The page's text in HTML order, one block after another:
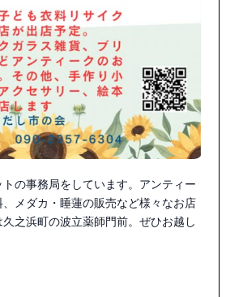
の事務局をしています。アンティー
メダカ・睡蓮の販売など様々なお店
之浜町の波立薬師門前。ぜひお越し